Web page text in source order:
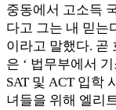
중동에서 고소득
다고 그는 내 믿는
이라고 말했다. 곧
은 ‘ 법무부에서
SAT 및 ACT 입학
녀들을 위해 엘리